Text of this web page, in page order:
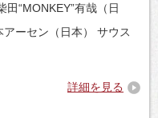
“MONKEY”有哉（日
ーセン（日本） サウス
詳細を見る